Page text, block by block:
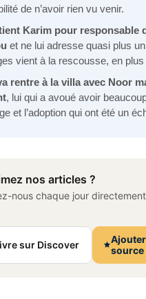
de n’avoir rien vu venir.
Karim pour responsable
et ne lui adresse quasi plus
vient à la rescousse, en plus
rentre à la villa avec Noor
, lui qui a avoué avoir
et l’adoption qui ont été un
nos articles ?
nous chaque jour
sur Discover
source